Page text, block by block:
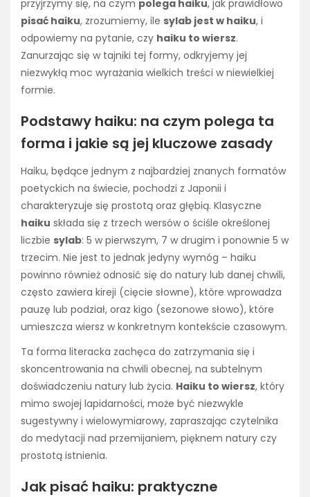
przyjrzymy się, na czym polega haiku, jak prawidłowo
pisać haiku, zrozumiemy, ile sylab jest w haiku, i
odpowiemy na pytanie, czy haiku to wiersz.
Zanurzając się w tajniki tej formy, odkryjemy jej
niezwykłą moc wyrażania wielkich treści w niewielkiej
formie.
Podstawy haiku: na czym polega ta
forma i jakie są jej kluczowe zasady
Haiku, będące jednym z najbardziej znanych formatów
poetyckich na świecie, pochodzi z Japonii i
charakteryzuje się prostotą oraz głębią. Klasyczne
haiku składa się z trzech wersów o ściśle określonej
liczbie sylab: 5 w pierwszym, 7 w drugim i ponownie 5 w
trzecim. Nie jest to jednak jedyny wymóg – haiku
powinno również odnosić się do natury lub danej chwili,
często zawiera kireji (cięcie słowne), które wprowadza
pauzę lub podział, oraz kigo (sezonowe słowo), które
umieszcza wiersz w konkretnym kontekście czasowym.
Ta forma literacka zachęca do zatrzymania się i
skoncentrowania na chwili obecnej, na subtelnym
doświadczeniu natury lub życia. Haiku to wiersz, który
mimo swojej lapidarności, może być niezwykle
sugestywny i wielowymiarowy, zapraszając czytelnika
do medytacji nad przemijaniem, pięknem natury czy
prostotą istnienia.
Jak pisać haiku: praktyczne